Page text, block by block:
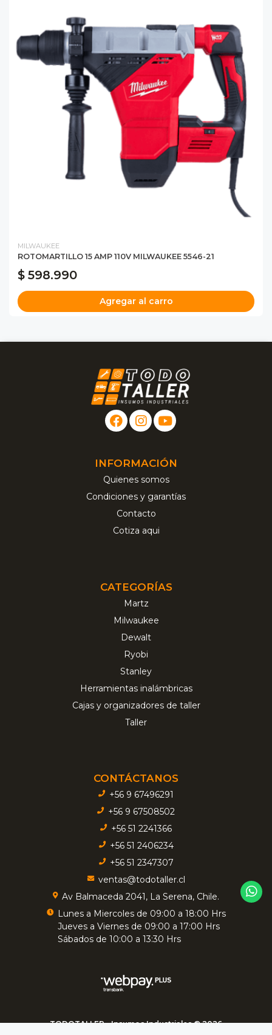
MILWAUKEE
ROTOMARTILLO 15 AMP 110V MILWAUKEE 5546-21
$ 598.990
Agregar al carro
INFORMACIÓN
Quienes somos
Condiciones y garantías
Contacto
Cotiza aqui
CATEGORÍAS
Martz
Milwaukee
Dewalt
Ryobi
Stanley
Herramientas inalámbricas
Cajas y organizadores de taller
Taller
CONTÁCTANOS
+56 9 67496291
+56 9 67508502
+56 51 2241366
+56 51 2406234
+56 51 2347307
ventas@todotaller.cl
Av Balmaceda 2041, La Serena, Chile.
Lunes a Miercoles de 09:00 a 18:00 Hrs
Jueves a Viernes de 09:00 a 17:00 Hrs
Sábados de 10:00 a 13:30 Hrs
TODOTALLER - Insumos Industriales © 2026